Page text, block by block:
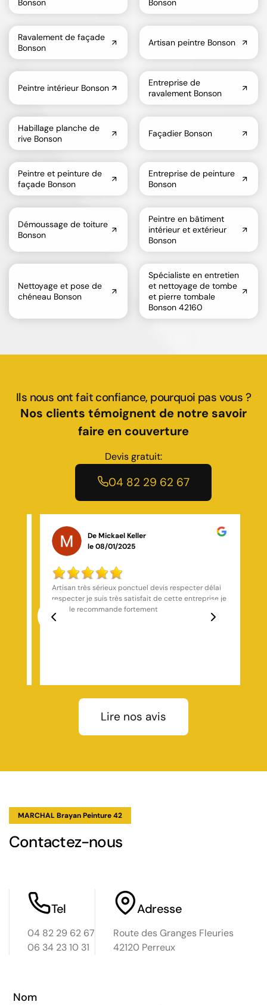
Ravalement de façade
Bonson
Artisan peintre Bonson
Peintre intérieur Bonson
Entreprise de
ravalement Bonson
Habillage planche de
rive Bonson
Façadier Bonson
Peintre et peinture de
façade Bonson
Entreprise de peinture
Bonson
Démoussage de toiture
Bonson
Peintre en bâtiment
intérieur et extérieur
Bonson
Nettoyage et pose de
chéneau Bonson
Spécialiste en entretien
et nettoyage de tombe
et pierre tombale
Bonson 42160
Ils nous ont fait confiance, pourquoi pas vous ?
Nos clients témoignent de notre savoir
faire en couverture
Devis gratuit:
04 82 29 62 67
De Hanna Haward
le 26/10/2025
Excellente expérience, artisans compétents et très à
l’écoute.
Lire nos avis
MARCHAL Brayan Peinture 42
Contactez-nous
Tel
04 82 29 62 67
06 34 23 10 31
Adresse
Route des Granges Fleuries
42120 Perreux
Nom